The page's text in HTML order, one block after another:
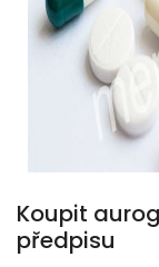
Koupit
předpisu